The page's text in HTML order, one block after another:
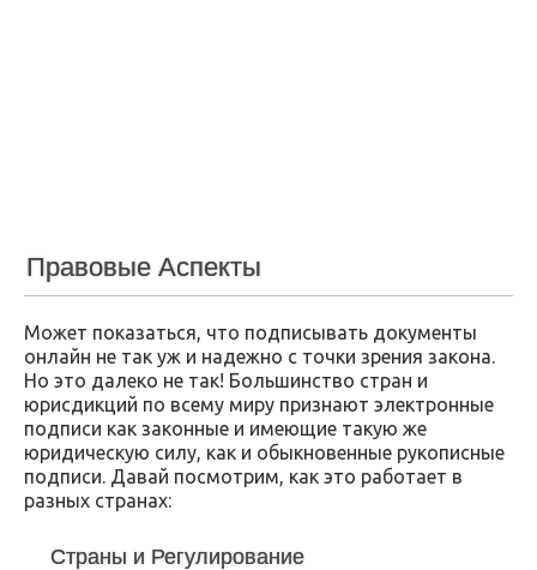
Правовые Аспекты
Может показаться, что подписывать документы
онлайн не так уж и надежно с точки зрения закона.
Но это далеко не так! Большинство стран и
юрисдикций по всему миру признают электронные
подписи как законные и имеющие такую же
юридическую силу, как и обыкновенные рукописные
подписи. Давай посмотрим, как это работает в
разных странах:
Страны и Регулирование